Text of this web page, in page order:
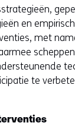
en
met
te